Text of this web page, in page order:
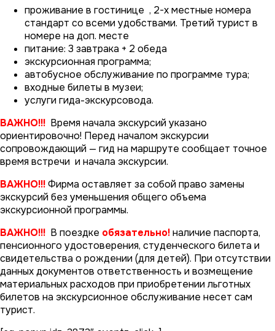
проживание в гостинице , 2-х местные номера
стандарт со всеми удобствами. Третий турист в
номере на доп. месте
питание: 3 завтрака + 2 обеда
экскурсионная программа;
автобусное обслуживание по программе тура;
входные билеты в музеи;
услуги гида-экскурсовода.
ВАЖНО!!! Время начала экскурсий указано
ориентировочно! Перед началом экскурсии
сопровождающий — гид на маршруте сообщает точное
время встречи и начала экскурсии.
ВАЖНО!!!Фирма оставляет за собой право замены
экскурсий без уменьшения общего объема
экскурсионной программы.
ВАЖНО!!! В поездке обязательно!наличие паспорта,
пенсионного удостоверения, студенческого билета и
свидетельства о рождении (для детей). При отсутствии
данных документов ответственность и возмещение
материальных расходов при приобретении льготных
билетов на экскурсионное обслуживание несет сам
турист.